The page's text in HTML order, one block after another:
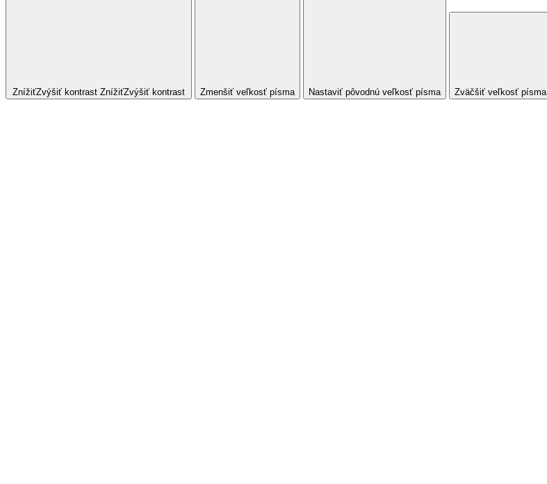
ZnížiťZvýšiť kontrast ZnížiťZvýšiť kontrast Zmenšiť veľkosť písma Nastaviť pôvodnú veľkosť písma Zväčšiť veľkosť písma